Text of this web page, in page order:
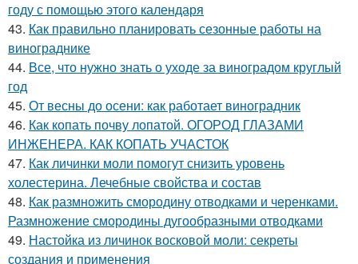
году с помощью этого календаря
43. Как правильно планировать сезонные работы на
винограднике
44. Все, что нужно знать о уходе за виноградом круглый
год
45. От весны до осени: как работает виноградник
46. Как копать почву лопатой. ОГОРОД ГЛАЗАМИ
ИНЖЕНЕРА. КАК КОПАТЬ УЧАСТОК
47. Как личинки моли помогут снизить уровень
холестерина. Лечебные свойства и состав
48. Как размножить смородину отводками и черенками.
Размножение смородины дугообразными отводками
49. Настойка из личинок восковой моли: секреты
создания и применения